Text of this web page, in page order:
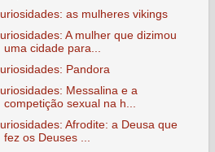
as mulheres vikings
A mulher que dizimou
uma cidade para...
Pandora
Messalina e a
competição sexual na h...
Afrodite: a Deusa que
fez os Deuses ...